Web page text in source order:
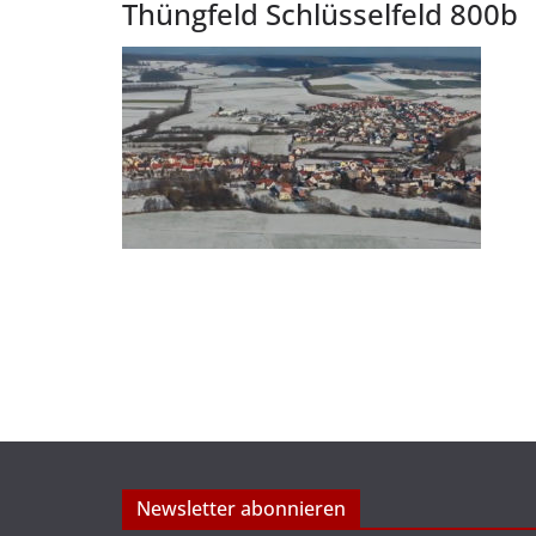
Thüngfeld Schlüsselfeld 800b
Newsletter abonnieren